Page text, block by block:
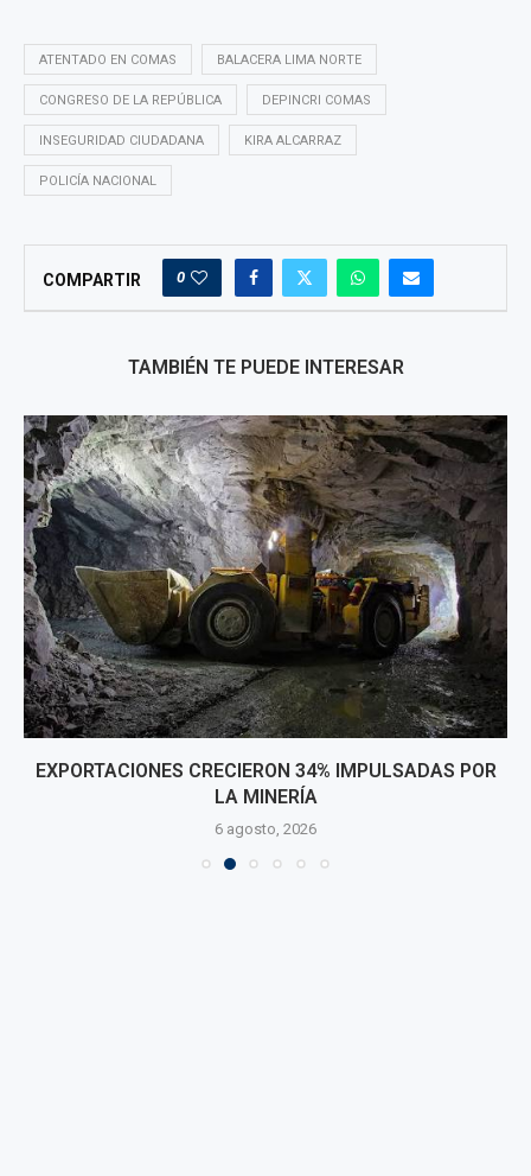
ATENTADO EN COMAS BALACERA LIMA NORTE
CONGRESO DE LA REPÚBLICA DEPINCRI COMAS
INSEGURIDAD CIUDADANA KIRA ALCARRAZ
POLICÍA NACIONAL
COMPARTIR 0
TAMBIÉN TE PUEDE INTERESAR
EXPORTACIONES CRECIERON 34% IMPULSADAS POR
LA MINERÍA
6 agosto, 2026